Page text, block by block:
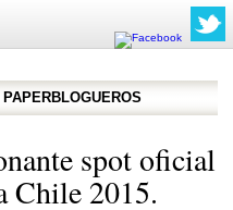
spot oficial
Chile 2015.